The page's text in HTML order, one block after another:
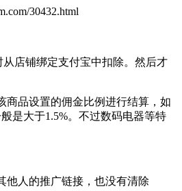
30432.html
店铺绑定支付宝中扣除。然后才
品设置的佣金比例进行结算，如
是大于1.5%。不过数码电器等特
人的推广链接，也没有清除